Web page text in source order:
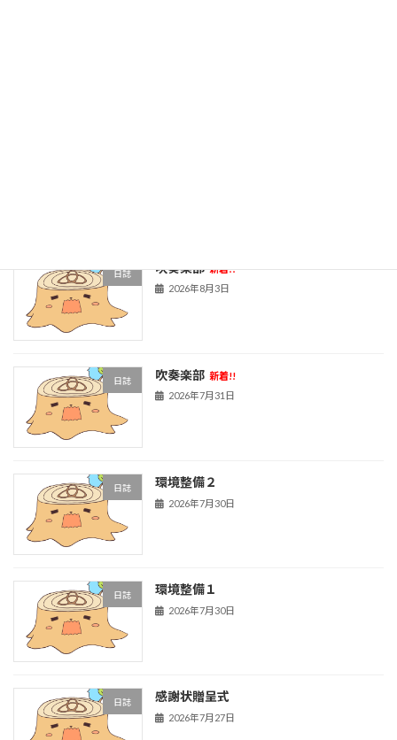
日誌 吹奏楽部 新着!!
2026年8月3日
日誌 吹奏楽部 新着!!
2026年7月31日
日誌 環境整備２
2026年7月30日
日誌 環境整備１
2026年7月30日
日誌 感謝状贈呈式
2026年7月27日